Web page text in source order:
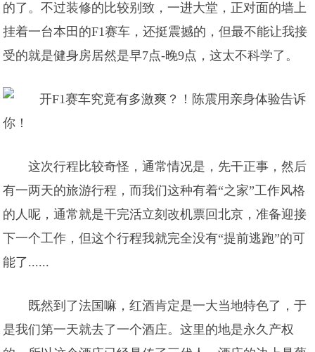
的了。不过装修的比较别致，一进大堂，正对面的墙上
挂着一台本田的F1赛车，还挺震撼的，但最不能让我接
受的就是健身房居然是早7点-晚9点，这太不科学了。
这次行程比较奇怪，通常情况是，先干正事，然后
有一两天的旅游行程，而我们这种有着“之家”工作风格
的人呢，通常就是干完活立刻改机票回北京，准备迎接
下一个工作，但这个行程我就完全没有“提前逃跑”的可
能了......
既然到了法国嘛，红酒肯定是一大当地特色了，于
是我们第一天就去了一个酒庄。这里的地是永久产权